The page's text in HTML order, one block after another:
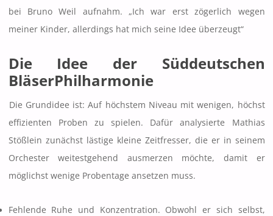
bei Bruno Weil aufnahm. „Ich war erst zögerlich wegen
meiner Kinder, allerdings hat mich seine Idee überzeugt“
Die Idee der Süddeutschen
BläserPhilharmonie
Die Grundidee ist: Auf höchstem Niveau mit wenigen, höchst
effizienten Proben zu spielen. Dafür analysierte Mathias
Stößlein zunächst lästige kleine Zeitfresser, die er in seinem
Orchester weitestgehend ausmerzen möchte, damit er
möglichst wenige Probentage ansetzen muss.
Fehlende Ruhe und Konzentration. Obwohl er sich selbst,